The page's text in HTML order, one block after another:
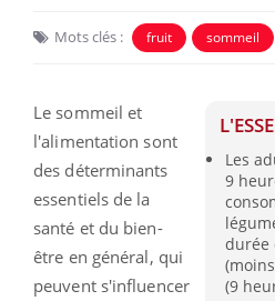
Mots clés : fruit sommeil
Les
9
durée
(9
Le sommeil et
l'alimentation sont
des déterminants
essentiels de la
santé et du bien-
être en général, qui
peuvent s'influencer